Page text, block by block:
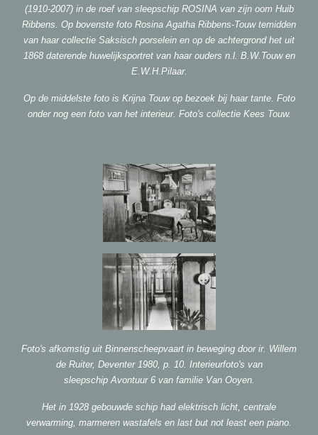
(1910-2007) in de roef van sleepschip ROSINA van zijn oom Huib
Ribbens. Op bovenste foto Rosina Agatha Ribbens-Touw temidden
van haar collectie Saksisch porselein en op de achtergrond het uit
1868 daterende huwelijksportret van haar ouders n.l. B.W.Touw en
E.W.H.Pilaar.
Op de middelste foto is Krijna Touw op bezoek bij haar tante. Foto
onder nog een foto van het interieur. Foto's collectie Kees Touw.
Foto's afkomstig uit Binnenscheepvaart in beweging door ir. Willem
de Ruiter, Deventer 1980, p. 10. Interieurfoto's van
sleepschip Avontuur 6 van familie Van Ooyen.
Het in 1928 gebouwde schip had elektrisch licht, centrale
verwarming, marmeren wastafels en last but not least een piano.